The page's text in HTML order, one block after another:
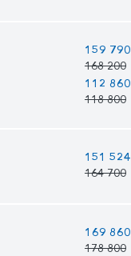
159 790
168 200
112 860
118 800
151 524
164 700
169 860
178 800